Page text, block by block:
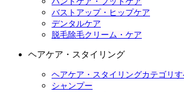
バストアップ・ヒップケア
デンタルケア
脱毛除毛クリーム・ケア
ヘアケア・スタイリング
ヘアケア・スタイリングカテゴリす
シャンプー